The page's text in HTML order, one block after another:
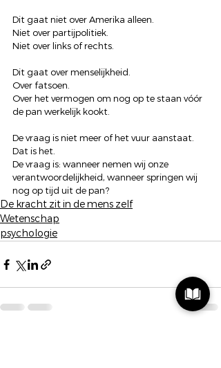
Dit gaat niet over Amerika alleen.
Niet over partijpolitiek.
Niet over links of rechts.
Dit gaat over menselijkheid.
Over fatsoen.
Over het vermogen om nog op te staan vóór
de pan werkelijk kookt.
De vraag is niet meer of het vuur aanstaat.
Dat is het.
De vraag is: wanneer nemen wij onze
verantwoordelijkheid, wanneer springen wij
nog op tijd uit de pan?
De kracht zit in de mens zelf
Wetenschap
psychologie